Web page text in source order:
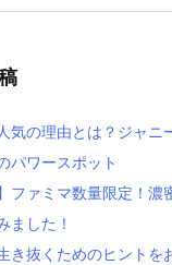
気の理由とは？ジャニ
パワースポット
ファミマ数量限定！濃
ました！
き抜くためのヒントを